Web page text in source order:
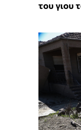
του γιου